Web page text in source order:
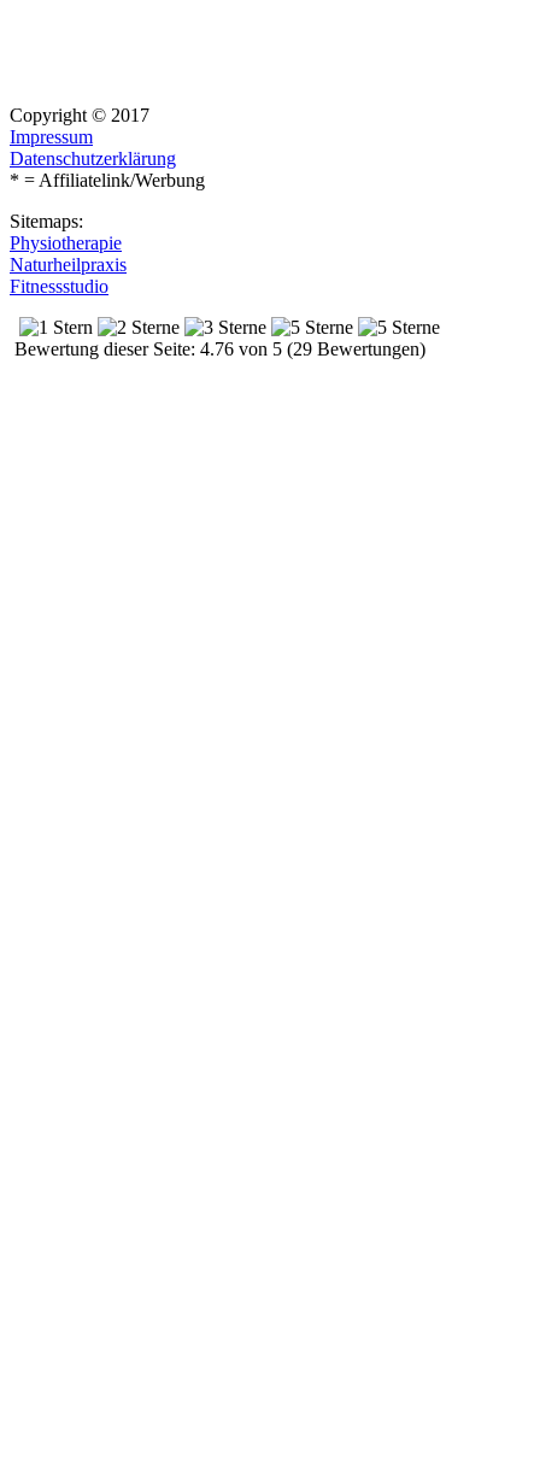
Copyright © 2017
Impressum
Datenschutzerklärung
* = Affiliatelink/Werbung
Sitemaps:
Physiotherapie
Naturheilpraxis
Fitnessstudio
Bewertung dieser Seite: 4.76 von 5 (29 Bewertungen)